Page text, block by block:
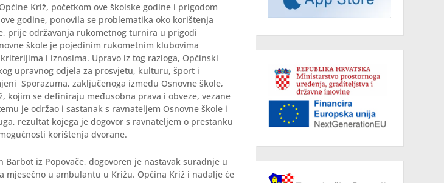
Križ, početkom ove školske godine i prigodom
godine, ponovila se problematika oko korištenja
prije održavanja rukometnog turnira u prigodi
škole je pojedinim rukometnim klubovima
i iznosima. Upravo iz tog razloga, Općinski
upravnog odjela za prosvjetu, kulturu, šport i
Sporazuma, zaključenoga između Osnovne škole,
kojim se definiraju međusobna prava i obveze, vezane
je održao i sastanak s ravnateljem Osnovne škole i
rezultat kojega je dogovor s ravnateljem o prestanku
korištenja dvorane.
iz Popovače, dogovoren je nastavak suradnje u
u ambulantu u Križu. Općina Križ i nadalje će